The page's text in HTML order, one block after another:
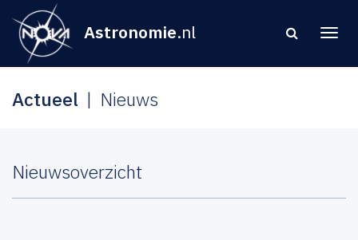
Astronomie.nl
Actueel Nieuws
Nieuwsoverzicht